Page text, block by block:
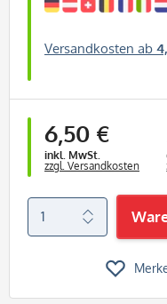
Versandkosten ab
6,50 €
inkl. MwSt.
zzgl. Versandkosten